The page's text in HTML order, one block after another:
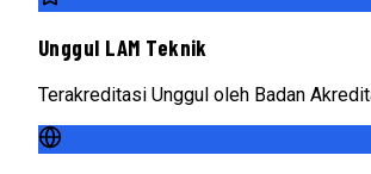
Unggul LAM Teknik
Terakreditasi Unggul oleh Badan